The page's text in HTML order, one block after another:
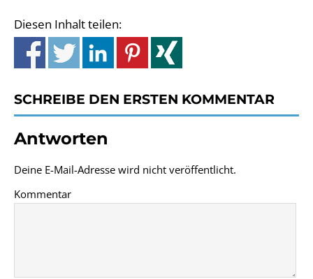
Diesen Inhalt teilen:
SCHREIBE DEN ERSTEN KOMMENTAR
Antworten
Deine E-Mail-Adresse wird nicht veröffentlicht.
Kommentar